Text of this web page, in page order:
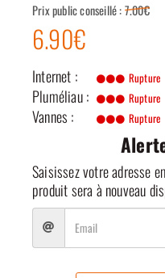
Prix public conseillé :7.00€
6.90€
Internet : Rupture
Pluméliau : Rupture
Vannes : Rupture
Saisissez votre adresse
produit sera à nouveau